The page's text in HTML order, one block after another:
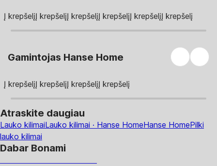
Į krepšelįĮ krepšelįĮ krepšelįĮ krepšelįĮ krepšelįĮ krepšelį
Gamintojas Hanse Home
Į krepšelįĮ krepšelįĮ krepšelįĮ krepšelį
Atraskite daugiau
Lauko kilimaiLauko kilimai · Hanse HomeHanse HomePilki
lauko kilimai
Dabar Bonami